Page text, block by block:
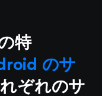
特
のサ
ぞれのサ